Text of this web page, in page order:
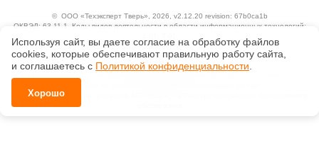
© ООО «Техэксперт Тверь» , 2026, v2.12.20 revision: 67b0ca1b
ОКВЭД: 63.11.1, Коды видов деятельности в области информационных технологий:
Ценовая политика
Технологии
Справка о регистрации продуктов АО «Кодекс» в Реестре российского программного
Используя сайт, вы даете согласие на обработку файлов
сооkiеs, которые обеспечивают правильную работу сайта,
и соглашаетесь с Политикой конфиденциальности
Хорошо